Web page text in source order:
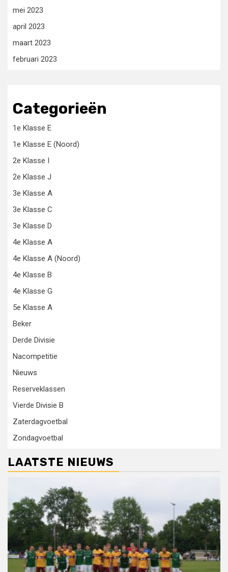
mei 2023
april 2023
maart 2023
februari 2023
Categorieën
1e Klasse E
1e Klasse E (Noord)
2e Klasse I
2e Klasse J
3e Klasse A
3e Klasse C
3e Klasse D
4e Klasse A
4e Klasse A (Noord)
4e Klasse B
4e Klasse G
5e Klasse A
Beker
Derde Divisie
Nacompetitie
Nieuws
Reserveklassen
Vierde Divisie B
Zaterdagvoetbal
Zondagvoetbal
LAATSTE NIEUWS